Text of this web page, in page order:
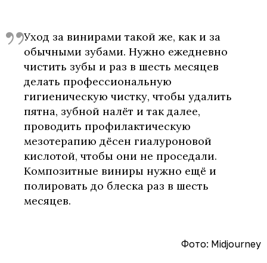
Уход за винирами такой же, как и за
обычными зубами. Нужно ежедневно
чистить зубы и раз в шесть месяцев
делать профессиональную
гигиеническую чистку, чтобы удалить
пятна, зубной налёт и так далее,
проводить профилактическую
мезотерапию дёсен гиалуроновой
кислотой, чтобы они не проседали.
Композитные виниры нужно ещё и
полировать до блеска раз в шесть
месяцев.
Фото: Midjourney